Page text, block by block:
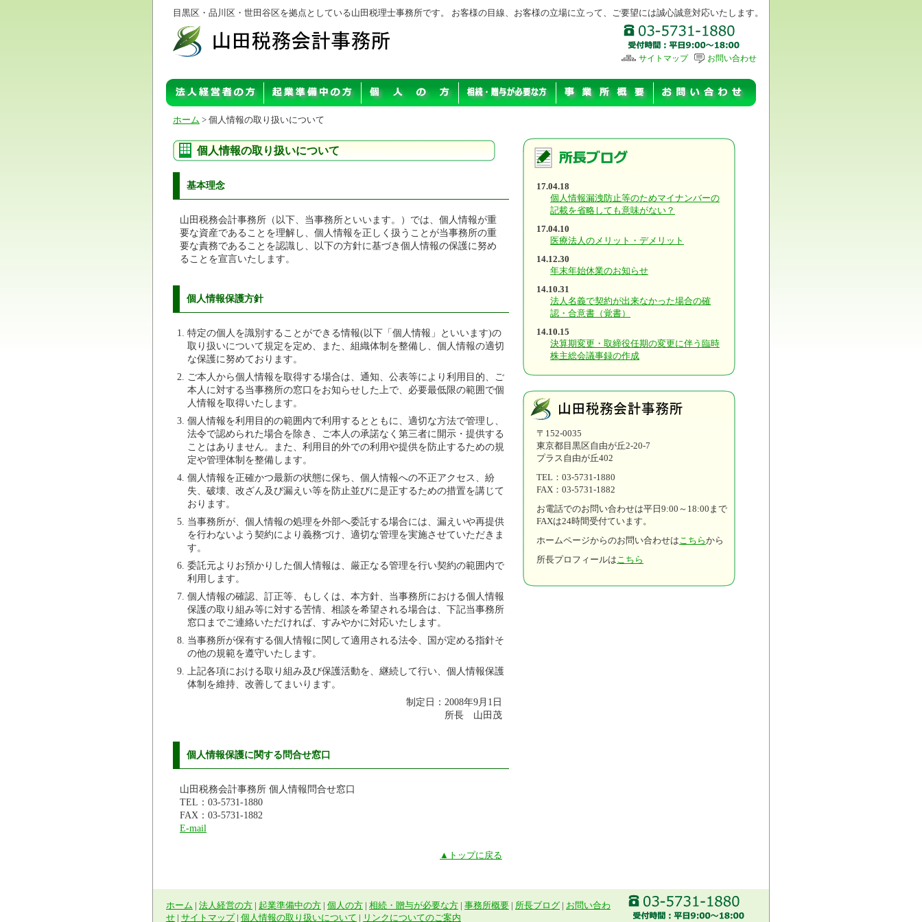
目黒区・品川区・世田谷区を拠点としている山田税理士事務所です。 お客様の目線、お客様の立場に立って、ご要望には誠心誠意対応いたします。
サイトマップ お問い合わせ
ホーム > 個人情報の取り扱いについて
個人情報の取り扱いについて
基本理念
山田税務会計事務所（以下、当事務所といいます。）では、個人情報が重
要な資産であることを理解し、個人情報を正しく扱うことが当事務所の重
要な責務であることを認識し、以下の方針に基づき個人情報の保護に努め
ることを宣言いたします。
個人情報保護方針
特定の個人を識別することができる情報(以下「個人情報」といいます)の
取り扱いについて規定を定め、また、組織体制を整備し、個人情報の適切
な保護に努めております。
ご本人から個人情報を取得する場合は、通知、公表等により利用目的、ご
本人に対する当事務所の窓口をお知らせした上で、必要最低限の範囲で個
人情報を取得いたします。
個人情報を利用目的の範囲内で利用するとともに、適切な方法で管理し、
法令で認められた場合を除き、ご本人の承諾なく第三者に開示・提供する
ことはありません。また、利用目的外での利用や提供を防止するための規
定や管理体制を整備します。
個人情報を正確かつ最新の状態に保ち、個人情報への不正アクセス、紛
失、破壊、改ざん及び漏えい等を防止並びに是正するための措置を講じて
おります。
当事務所が、個人情報の処理を外部へ委託する場合には、漏えいや再提供
を行わないよう契約により義務づけ、適切な管理を実施させていただきま
す。
委託元よりお預かりした個人情報は、厳正なる管理を行い契約の範囲内で
利用します。
個人情報の確認、訂正等、もしくは、本方針、当事務所における個人情報
保護の取り組み等に対する苦情、相談を希望される場合は、下記当事務所
窓口までご連絡いただければ、すみやかに対応いたします。
当事務所が保有する個人情報に関して適用される法令、国が定める指針そ
の他の規範を遵守いたします。
上記各項における取り組み及び保護活動を、継続して行い、個人情報保護
体制を維持、改善してまいります。
制定日：2008年9月1日
所長 山田茂
個人情報保護に関する問合せ窓口
山田税務会計事務所 個人情報問合せ窓口
TEL：03-5731-1880
FAX：03-5731-1882
E-mail
▲トップに戻る
17.04.18
個人情報漏洩防止等のためマイナンバーの
記載を省略しても意味がない？
17.04.10
医療法人のメリット・デメリット
14.12.30
年末年始休業のお知らせ
14.10.31
法人名義で契約が出来なかった場合の確
認・合意書（覚書）
14.10.15
決算期変更・取締役任期の変更に伴う臨時
株主総会議事録の作成
〒152-0035
東京都目黒区自由が丘2-20-7
プラス自由が丘402
TEL：03-5731-1880
FAX ：03-5731-1882
お電話でのお問い合わせは平日9:00～18:00まで
FAXは24時間受付ています。
ホームページからのお問い合わせはこちらから
所長プロフィールはこちら
ホーム | 法人経営の方 | 起業準備中の方 | 個人の方 | 相続・贈与が必要な方 | 事務所概要 | 所長ブログ | お問い合わ
せ | サイトマップ| 個人情報の取り扱いについて | リンクについてのご案内